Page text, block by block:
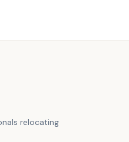
relocating